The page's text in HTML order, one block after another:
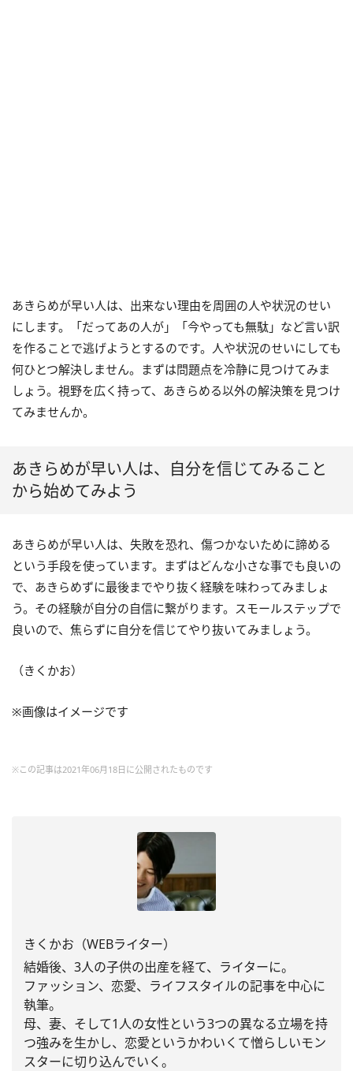
あきらめが早い人は、出来ない理由を周囲の人や状況のせい
にします。「だってあの人が」「今やっても無駄」など言い訳
を作ることで逃げようとするのです。人や状況のせいにしても
何ひとつ解決しません。まずは問題点を冷静に見つけてみま
しょう。視野を広く持って、あきらめる以外の解決策を見つけ
てみませんか。
あきらめが早い人は、自分を信じてみること
から始めてみよう
あきらめが早い人は、失敗を恐れ、傷つかないために諦める
という手段を使っています。まずはどんな小さな事でも良いの
で、あきらめずに最後までやり抜く経験を味わってみましょ
う。その経験が自分の自信に繋がります。スモールステップで
良いので、焦らずに自分を信じてやり抜いてみましょう。
（きくかお）
※画像はイメージです
※この記事は2021年06月18日に公開されたものです
きくかお（WEBライター）
結婚後、3人の子供の出産を経て、ライターに。
ファッション、恋愛、 ライフスタイルの記事を中心に
執筆。
母、妻、 そして1人の女性という3つの異なる立場を持
つ強みを生かし、 恋愛というかわいくて憎らしいモン
スターに切り込んでいく。